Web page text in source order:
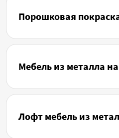
Порошковая
Мебель из металла
Лофт мебель из